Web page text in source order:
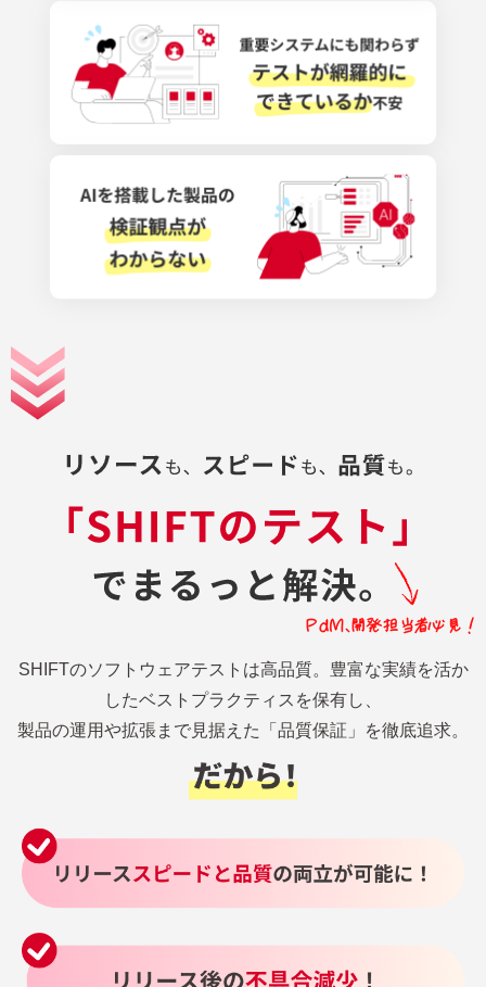
SHIFTのソフトウェアテストは高品質。豊富な実績を活か
したベストプラクティスを保有し、
製品の運用や拡張まで見据えた「品質保証」を徹底追求。